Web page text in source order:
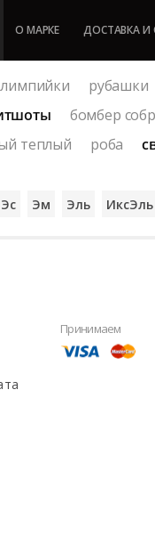
О МАРКЕ ДОСТАВКА И
рубашки
бомбер
теплый роба
Эс Эм Эль ИксЭль
Принимаем